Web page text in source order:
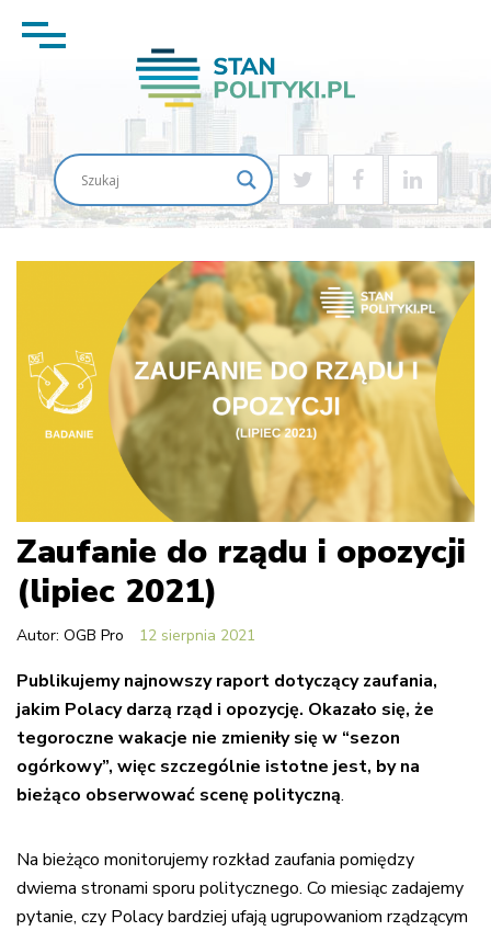
Zaufanie do rządu i opozycji
(lipiec 2021)
Autor: OGB Pro 12 sierpnia 2021
Publikujemy najnowszy raport dotyczący zaufania,
jakim Polacy darzą rząd i opozycję. Okazało się, że
tegoroczne wakacje nie zmieniły się w “sezon
ogórkowy”, więc szczególnie istotne jest, by na
bieżąco obserwować scenę polityczną.
Na bieżąco monitorujemy rozkład zaufania pomiędzy
dwiema stronami sporu politycznego. Co miesiąc zadajemy
pytanie, czy Polacy bardziej ufają ugrupowaniom rządzącym